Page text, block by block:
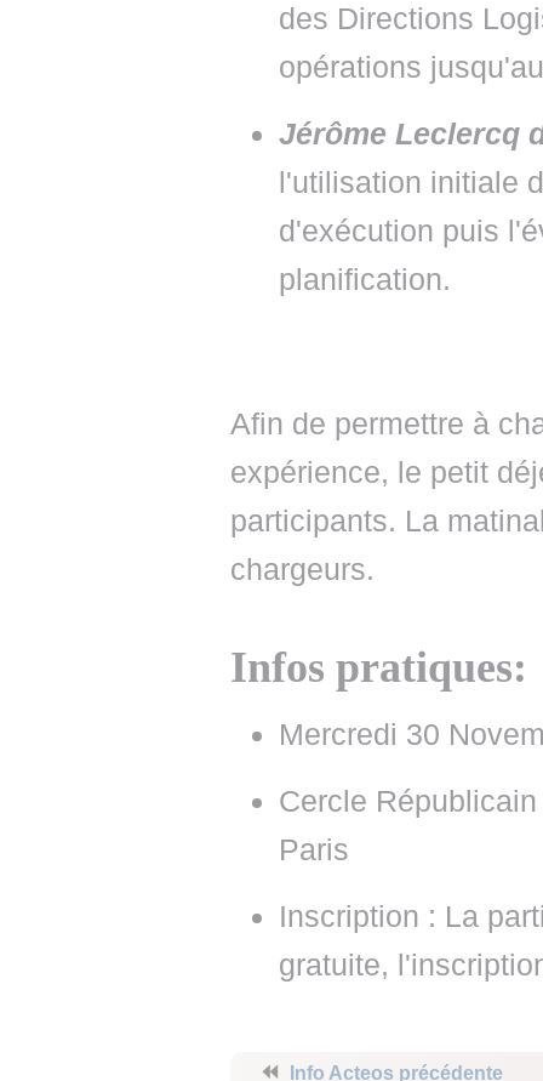
des Directions
opérations
Jérôme Leclercq
l'utilisation initiale
d'exécution puis
planification.
Afin de permettre à
expérience, le petit
participants. La
chargeurs.
Infos pratiques:
Mercredi 30
Cercle
Paris
Inscription : La
gratuite,
⏪ Info Acteos précédente